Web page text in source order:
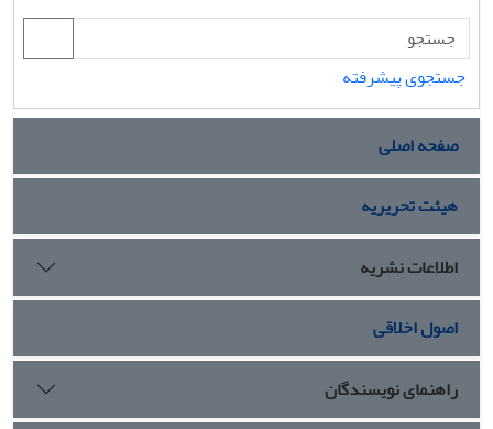
جستجوی پیشرفته
صفحه اصلی
هیئت تحریریه
اطلاعات نشریه
اصول اخلاقی
راهنمای نویسندگان